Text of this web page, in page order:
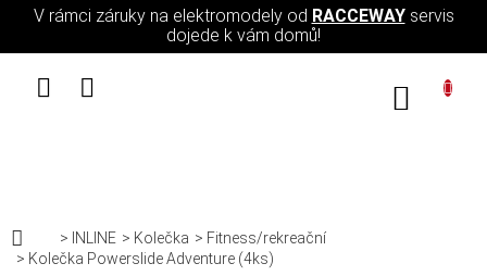
Přejít na obsah
V rámci záruky na elektromodely od RACCEWAYservis
dojede k vám domů!
DomůINLINE Kolečka
Fitness/rekreační
Kolečka Powerslide Adventure (4ks)